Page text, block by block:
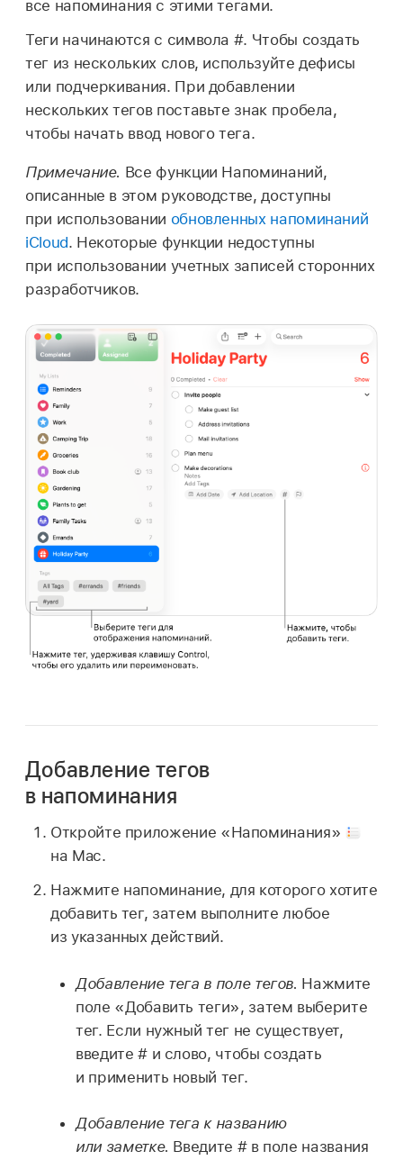
все напоминания с этими тегами.
Теги начинаются с символа #. Чтобы создать
тег из нескольких слов, используйте дефисы
или подчеркивания. При добавлении
нескольких тегов поставьте знак пробела,
чтобы начать ввод нового тега.
Примечание. Все функции Напоминаний,
описанные в этом руководстве, доступны
при использовании обновленных напоминаний
iCloud. Некоторые функции недоступны
при использовании учетных записей сторонних
разработчиков.
Добавление тегов
в напоминания
Откройте приложение «Напоминания»
на Mac.
Нажмите напоминание, для которого хотите
добавить тег, затем выполните любое
из указанных действий.
Добавление тега в поле тегов. Нажмите
поле «Добавить теги», затем выберите
тег. Если нужный тег не существует,
введите # и слово, чтобы создать
и применить новый тег.
Добавление тега к названию
или заметке. Введите # в поле названия